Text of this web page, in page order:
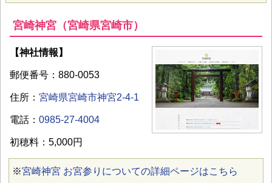
宮崎神宮（宮崎県宮崎市）
【神社情報】
郵便番号：880-0053
住所： 宮崎県宮崎市神宮2-4-1
電話： 0985-27-4004
初穂料：5,000円
※宮崎神宮 お宮参りについての詳細ページはこちら